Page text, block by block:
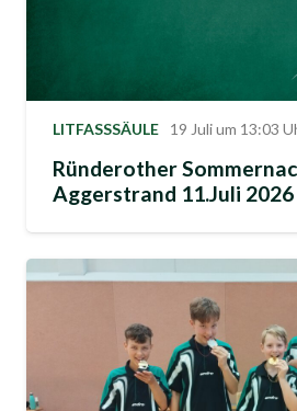
LITFASSSÄULE 19 Juli um 13:03
Ründerother
Aggerstrand 11.Juli 2026